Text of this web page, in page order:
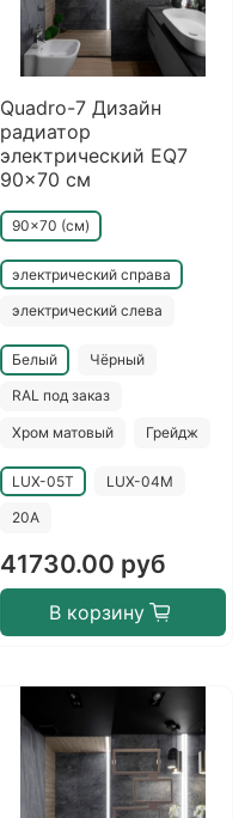
Quadro-7 Дизайн
радиатор
электрический EQ7
90x70 см
90x70 (см)
электрический справа
электрический слева
Белый Чёрный
RAL под заказ
Хром матовый Грейдж
LUX-05T LUX-04M
20A
41730.00 руб
В корзину